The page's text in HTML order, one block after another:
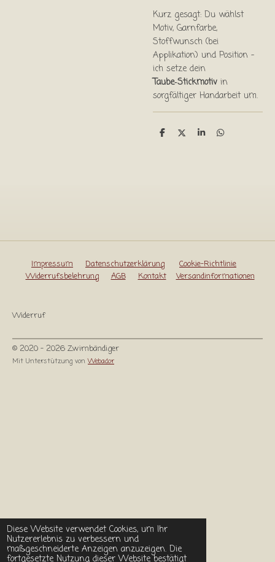
Diese Website verwendet Cookies, um Ihr
Nutzererlebnis zu verbessern und
maßgeschneiderte Anzeigen anzuzeigen. Die
fortgesetzte Nutzung dieser Website bestätigt
Kurz gesagt: Du wählst
Motiv, Garnfarbe,
Stoffwunsch (bei
Applikation) und Position –
ich setze dein
Taube‑Stickmotiv in
sorgfältiger Handarbeit um.
T T T T
Impressum Datenschutzerklärung
Cookie-Richtlinie
Widerrufsbelehrung
AGB Kontakt Versandinformationen
Widerruf
© 2020 - 2026 Zwirnbändiger
Mit Unterstützung vonWebador